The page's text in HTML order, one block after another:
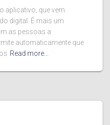
aplicativo, que vem
digital. É mais um
as pessoas a
automaticamente que
Read more…